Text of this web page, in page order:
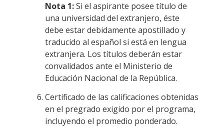
Nota 1:Si el aspirante posee título de
una universidad del extranjero, éste
debe estar debidamente apostillado y
traducido al español si está en lengua
extranjera. Los títulos deberán estar
convalidados ante el Ministerio de
Educación Nacional de la República.
Certificado de las calificaciones obtenidas
en el pregrado exigido por el programa,
incluyendo el promedio ponderado.